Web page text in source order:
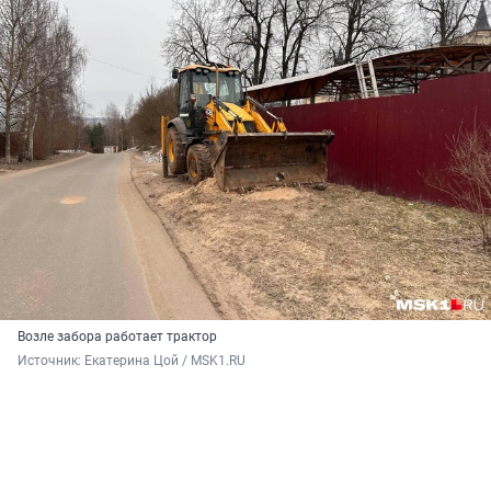
Возле забора работает трактор
Источник: Екатерина Цой / MSK1.RU